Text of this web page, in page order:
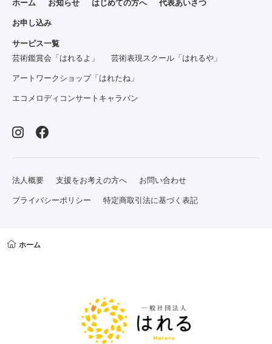
ホーム お知らせ はじめての方へ 代表あいさつ
お申し込み
サービス一覧
芸術鑑賞会「はれるよ」
芸術表現スクール「はれるや」
アートワークショップ「はれたね」
エコメロディコンサートキャラバン
法人概要 支援をお考えの方へ お問い合わせ
プライバシーポリシー 特定商取引法に基づく表記
ホーム